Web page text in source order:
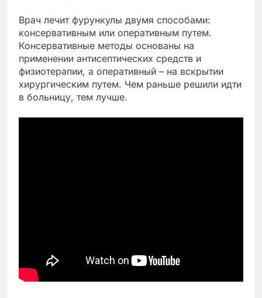
Врач лечит фурункулы двумя способами:
консервативным или оперативным путем.
Консервативные методы основаны на
применении антисептических средств и
физиотерапии, а оперативный – на вскрытии
хирургическим путем. Чем раньше решили идти
в больницу, тем лучше.